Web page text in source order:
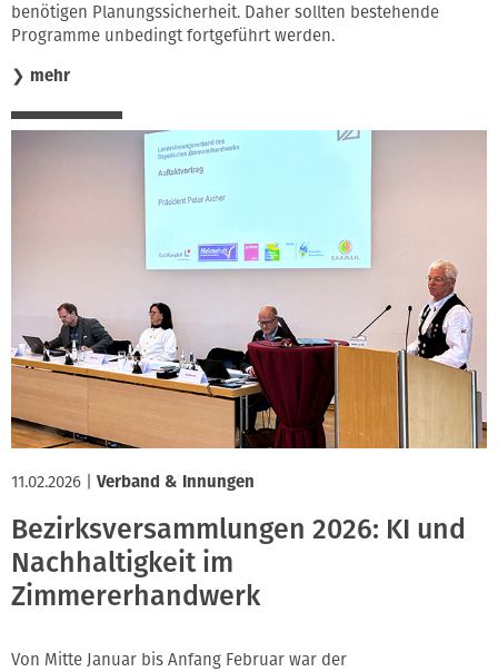
benötigen Planungssicherheit. Daher sollten bestehende
Programme unbedingt fortgeführt werden.
❯ mehr
11.02.2026 Verband & Innungen
Bezirksversammlungen 2026: KI und
Nachhaltigkeit im
Zimmererhandwerk
Von Mitte Januar bis Anfang Februar war der